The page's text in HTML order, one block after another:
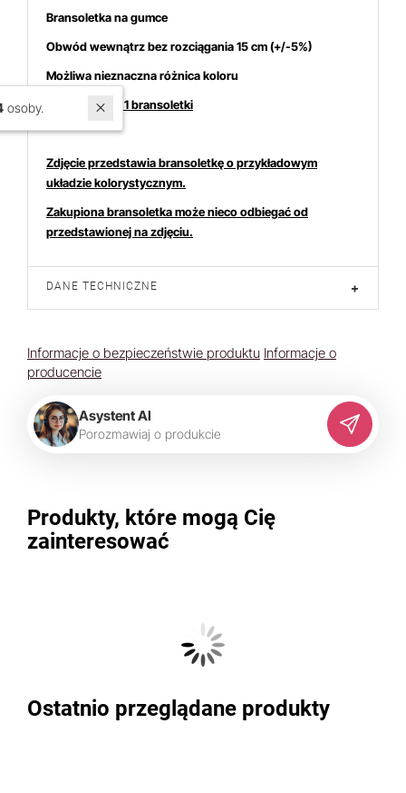
Bransoletka na gumce
Obwód wewnątrz bez rozciągania 15 cm (+/-5%)
Możliwa nieznaczna różnica koloru
Cena dotyczy 1 bransoletki
Zdjęcie przedstawia bransoletkę o przykładowym
układzie kolorystycznym.
Zakupiona bransoletka może nieco odbiegać od
przedstawionej na zdjęciu.
DANE TECHNICZNE +
Informacje o bezpieczeństwie produktu Informacje o
producencie
Asystent AI
Porozmawiaj o produkcie
Produkty, które mogą Cię
zainteresować
Ostatnio przeglądane produkty
W ostatnich 7 dniach produktem interesują się